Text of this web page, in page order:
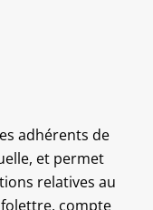
adhérents de
et permet
relatives au
compte